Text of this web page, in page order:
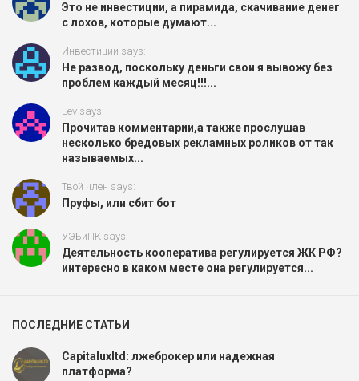
Это не инвестиции, а пирамида, скачивание денег
с лохов, которые думают...
Инвестиции says:
Не развод, поскольку деньги свои я вывожу без
проблем каждый месяц!!!...
Lev says:
Прочитав комментарии,а также прослушав
несколько бредовых рекламных роликов от так
называемых...
Твой член says:
Пруфы, или сбит бот
УЭБиПК says:
Деятельность кооператива регулируется ЖК РФ?
интересно в каком месте она регулируется...
ПОСЛЕДНИЕ СТАТЬИ
Capitaluxltd: лжеброкер или надежная
платформа?